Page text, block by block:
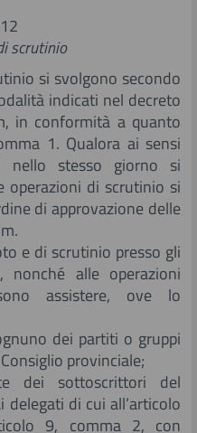
scrutinio
si svolgono secondo
indicati nel decreto
in conformità a quanto
1. Qualora ai sensi
nello stesso giorno si
operazioni di scrutinio si
di approvazione delle
e di scrutinio presso gli
alle operazioni
assistere, ove lo
dei partiti o gruppi
provinciale;
sottoscrittori del
di cui all’articolo
9, comma 2, con